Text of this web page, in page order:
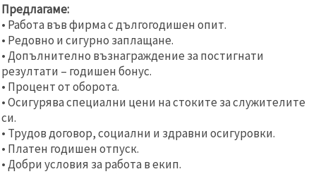
да
анализираме
трафика и
да
показваме
по-
релевантно
съдържание
и реклами,
включително
с помощта
на наши
партньори
за анализ
и
Предлагаме:
• Работа във фирма с дългогодишен опит.
• Редовно и сигурно заплащане.
• Допълнително възнаграждение за постигнати
резултати – годишен бонус.
• Процент от оборота.
• Осигурява специални цени на стоките за служителите
си.
• Трудов договор, социални и здравни осигуровки.
• Платен годишен отпуск.
• Добри условия за работа в екип.